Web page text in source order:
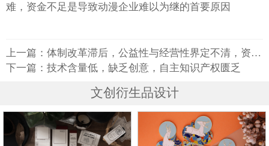
难，资金不足是导致动漫企业难以为继的首要原因
上一篇： 体制改革滞后，公益性与经营性界定不清，资源配置机制混乱
下一篇： 技术含量低，缺乏创意，自主知识产权匮乏
文创衍生品设计